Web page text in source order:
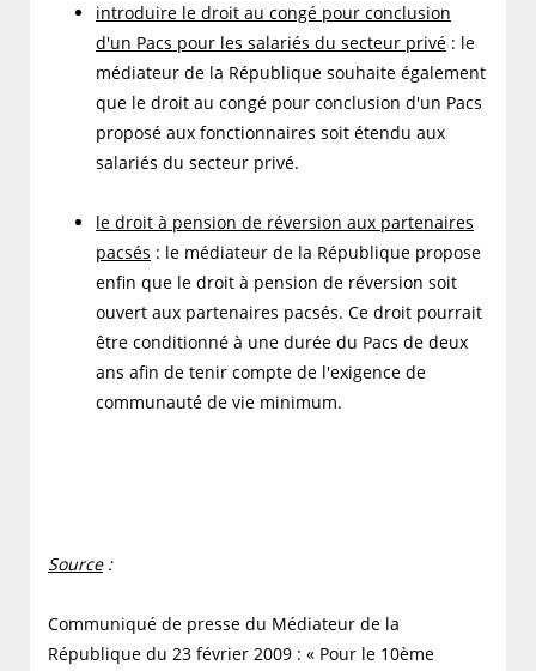
introduire le droit au congé pour conclusion
d'un Pacs pour les salariés du secteur privé : le
médiateur de la République souhaite également
que le droit au congé pour conclusion d'un Pacs
proposé aux fonctionnaires soit étendu aux
salariés du secteur privé.
le droit à pension de réversion aux partenaires
pacsés : le médiateur de la République propose
enfin que le droit à pension de réversion soit
ouvert aux partenaires pacsés. Ce droit pourrait
être conditionné à une durée du Pacs de deux
ans afin de tenir compte de l'exigence de
communauté de vie minimum.
Source:
Communiqué de presse du Médiateur de la
République du 23 février 2009 : « Pour le 10ème